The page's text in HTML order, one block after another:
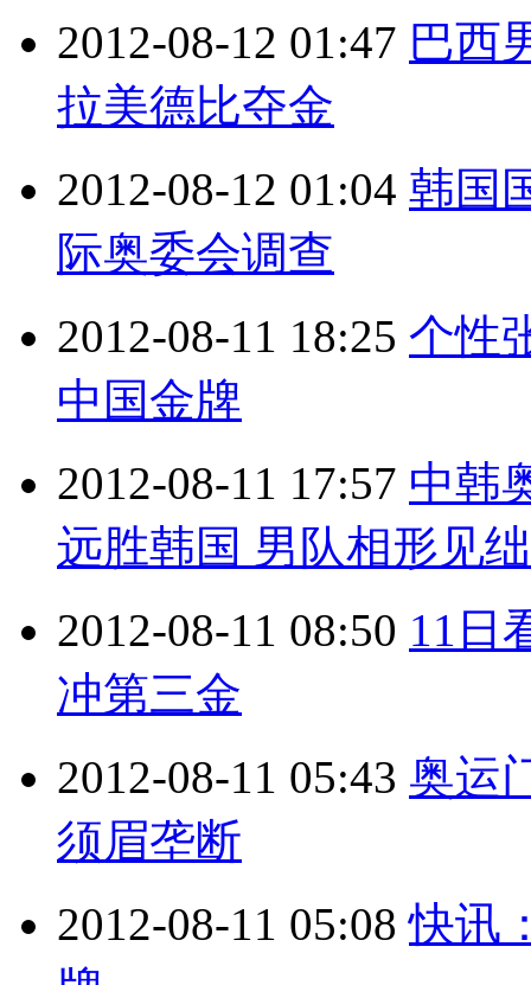
2012-08-12 01:47 巴西
拉美德比夺金
2012-08-12 01:04 韩国
际奥委会调查
2012-08-11 18:25 个性
中国金牌
2012-08-11 17:57 中韩
远胜韩国 男队相形见绌
2012-08-11 08:50 11日
冲第三金
2012-08-11 05:43 奥运
须眉垄断
2012-08-11 05:08 快讯